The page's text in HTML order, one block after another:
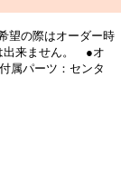
望の際はオーダー時
出来ません。 ●オ
属パーツ：センタ